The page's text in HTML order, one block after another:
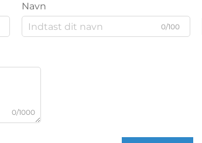
Navn
0/100
0/1000